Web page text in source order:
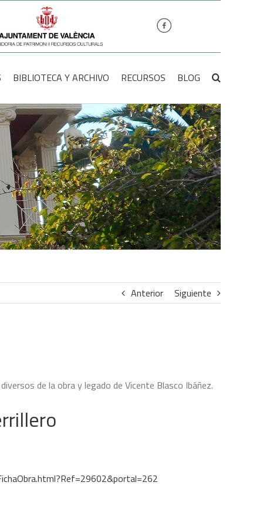
BIBLIOTECA Y ARCHIVO RECURSOS BLOG
Anterior Siguiente
de la obra y legado de Vicente Blasco Ibáñez.